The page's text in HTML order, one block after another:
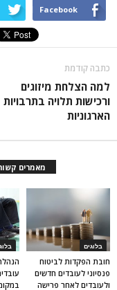
Facebook
כתבה קודמת
למה הצלחת מיזוגים
ורכישות תלויה בתרבויות
הארגוניות
מאמרים
בלוגים
חובת הפקדות לביטוח
פנסיוני לעובדים חדשים
ולעובדים לאחר פרישה